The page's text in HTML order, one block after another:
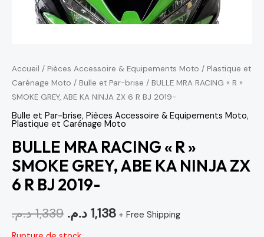
Accueil / Pièces Accessoire & Equipements Moto / Plastique et
Carénage Moto / Bulle et Par-brise / BULLE MRA RACING « R »
SMOKE GREY, ABE KA NINJA ZX 6 R BJ 2019-
Bulle et Par-brise, Pièces Accessoire & Equipements Moto,
Plastique et Carénage Moto
BULLE MRA RACING « R »
SMOKE GREY, ABE KA NINJA ZX
6 R BJ 2019-
1,339 د.م. 1,138 د.م.
+ Free Shipping